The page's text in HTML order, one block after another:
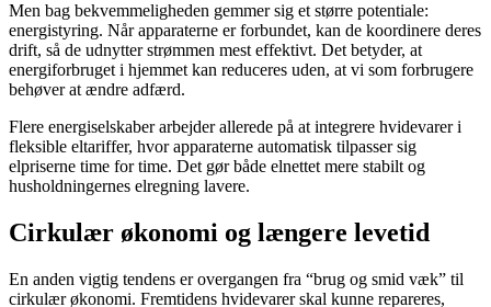
Men bag bekvemmeligheden gemmer sig et større potentiale:
energistyring. Når apparaterne er forbundet, kan de koordinere deres
drift, så de udnytter strømmen mest effektivt. Det betyder, at
energiforbruget i hjemmet kan reduceres uden, at vi som forbrugere
behøver at ændre adfærd.
Flere energiselskaber arbejder allerede på at integrere hvidevarer i
fleksible eltariffer, hvor apparaterne automatisk tilpasser sig
elpriserne time for time. Det gør både elnettet mere stabilt og
husholdningernes elregning lavere.
Cirkulær økonomi og længere levetid
En anden vigtig tendens er overgangen fra “brug og smid væk” til
cirkulær økonomi. Fremtidens hvidevarer skal kunne repareres,